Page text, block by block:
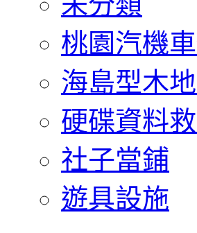
桃園汽機
海島型木
硬碟資料
社子當鋪
遊具設施